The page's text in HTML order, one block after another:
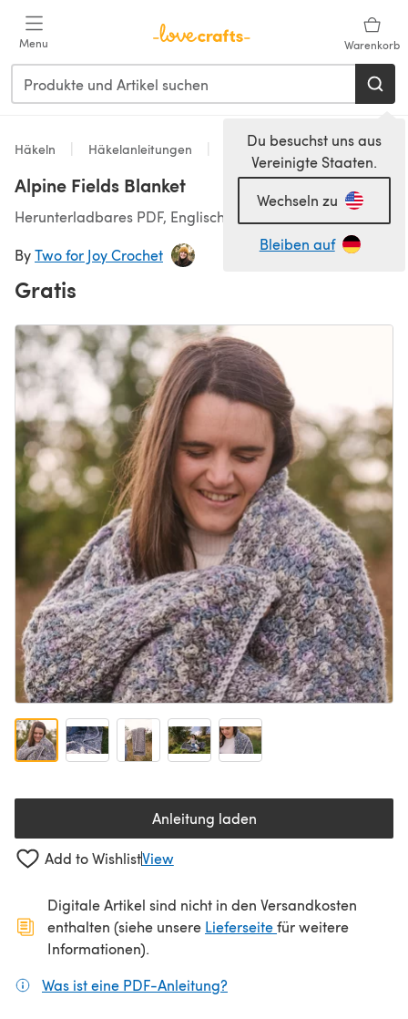
Menu Warenkorb
Du besuchst uns aus
Vereinigte Staaten.
Wechseln zu
Bleiben auf
Häkeln Häkelanleitungen Homeware
Alpine Fields Blanket
Herunterladbares PDF, Englisch
ByTwo for Joy Crochet
Gratis
Anleitung laden(öffnet sich in einem neuen
Add to WishlistView
Digitale Artikel sind nicht in den Versandkosten
enthalten (siehe unsere Lieferseite(öffnet sich in
für weitere
Informationen).
Was ist eine PDF-Anleitung?